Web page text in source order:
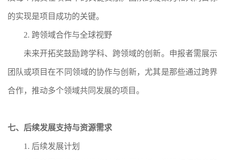
的实现是项目成功的关键。
2. 跨领域合作与全球视野
未来开拓奖鼓励跨学科、跨领域的创新。申报者需展示
团队或项目在不同领域的协作与创新，尤其是那些通过跨界
合作，推动多个领域共同发展的项目。
七、后续发展支持与资源需求
1. 后续发展计划